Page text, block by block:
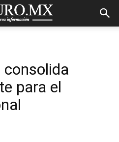
consolida
para el